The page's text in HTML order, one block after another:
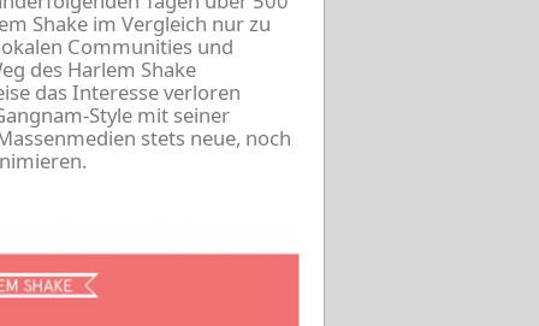
Shake im Vergleich nur zu
Communities und
des Harlem Shake
das Interesse verloren
Style mit seiner
stets neue, noch